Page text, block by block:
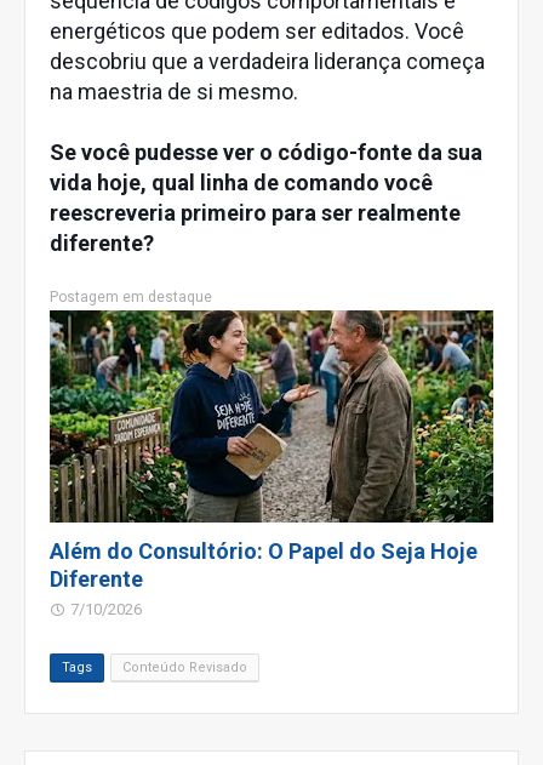
energéticos que podem ser editados. Você
descobriu que a verdadeira liderança começa
na maestria de si mesmo.
Se você pudesse ver o código-fonte da sua
vida hoje, qual linha de comando você
reescreveria primeiro para ser realmente
diferente?
Postagem em destaque
Além do Consultório: O Papel do Seja Hoje
Diferente
7/10/2026
Tags Conteúdo Revisado